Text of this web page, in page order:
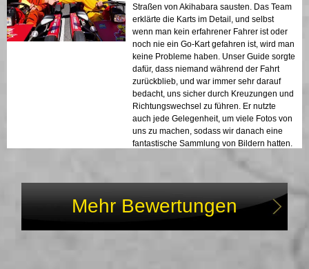
Straßen von Akihabara sausten. Das Team
erklärte die Karts im Detail, und selbst
wenn man kein erfahrener Fahrer ist oder
noch nie ein Go-Kart gefahren ist, wird man
keine Probleme haben. Unser Guide sorgte
dafür, dass niemand während der Fahrt
zurückblieb, und war immer sehr darauf
bedacht, uns sicher durch Kreuzungen und
Richtungswechsel zu führen. Er nutzte
auch jede Gelegenheit, um viele Fotos von
uns zu machen, sodass wir danach eine
fantastische Sammlung von Bildern hatten.
und ist auf jeden Fall empfehlenswert!
Mehr Bewertungen